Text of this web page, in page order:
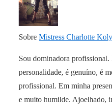
Sobre Mistress Charlotte
Sou dominadora
personalidade, é genuíno, é
profissional. Em minha
e muito humilde. Ajoelhado,